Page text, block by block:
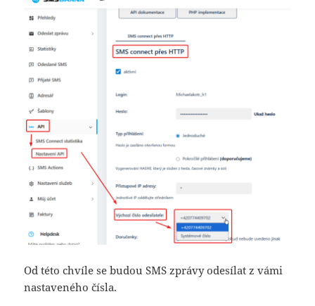
Od této chvíle se budou SMS zprávy odesílat z vámi
nastaveného čísla.